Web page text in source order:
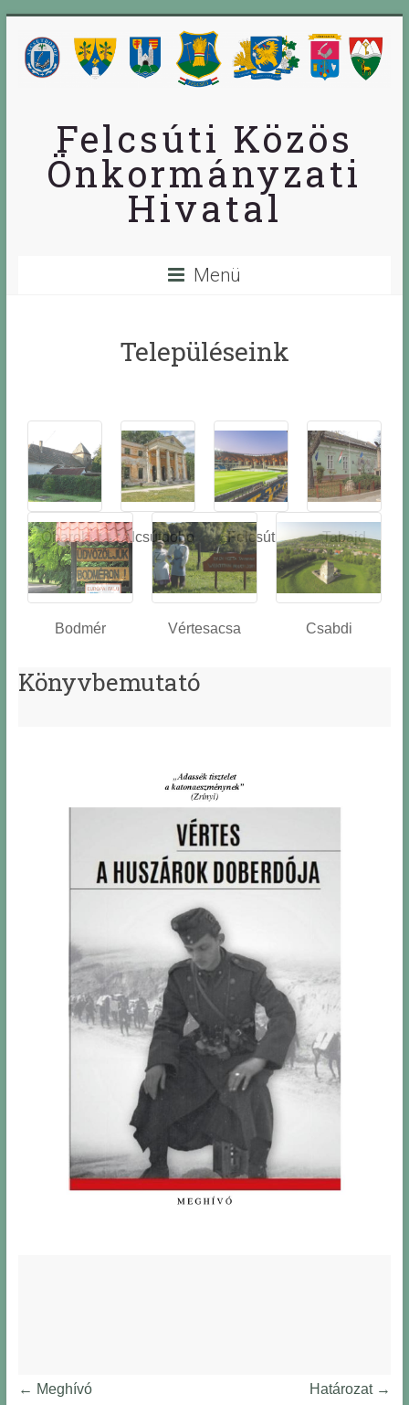
Felcsúti Közös
Önkormányzati
Hivatal
Menü
Településeink
Óbarok
Alcsútdobo
z
Felcsút Tabajd
Bodmér Vértesacsa Csabdi
Könyvbemutató
← Meghívó Határozat →